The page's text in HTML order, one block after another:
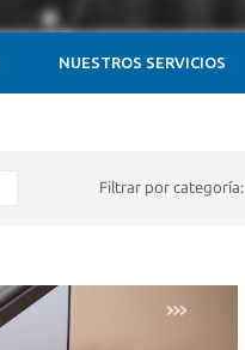
NUESTROS SERVICIOS
Filtrar por categoría: